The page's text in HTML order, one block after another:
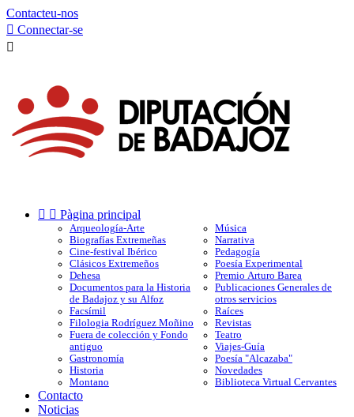
Contacteu-nos
 Connectar-se

  Pàgina principal
Arqueología-Arte
Biografías Extremeñas
Cine-festival Ibérico
Clásicos Extremeños
Dehesa
Documentos para la Historia
de Badajoz y su Alfoz
Facsímil
Filologia Rodríguez Moñino
Fuera de colección y Fondo
antiguo
Gastronomía
Historia
Montano
Música
Narrativa
Pedagogía
Poesía Experimental
Premio Arturo Barea
Publicaciones Generales de
otros servicios
Raíces
Revistas
Teatro
Viajes-Guía
Poesía "Alcazaba"
Novedades
Biblioteca Virtual Cervantes
Contacto
Noticias